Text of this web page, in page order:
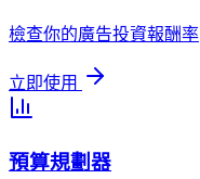
檢查你的廣告投資報酬率
立即使用
預算規劃器